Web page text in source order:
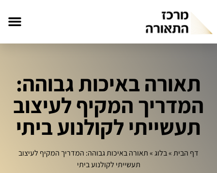
תאורה באיכות גבוהה:
המדריך המקיף לעיצוב
תעשייתי לקולנוע ביתי
דף הבית»בלוג»תאורה באיכות גבוהה: המדריך המקיף לעיצוב
תעשייתי לקולנוע ביתי